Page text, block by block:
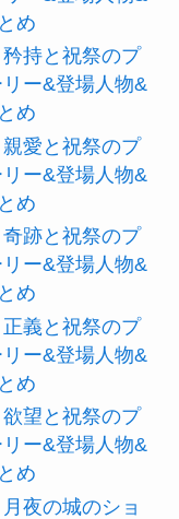
め
持と祝祭のプ
ー&登場人物&
め
愛と祝祭のプ
ー&登場人物&
め
跡と祝祭のプ
ー&登場人物&
め
義と祝祭のプ
ー&登場人物&
め
望と祝祭のプ
ー&登場人物&
め
夜の城のショ